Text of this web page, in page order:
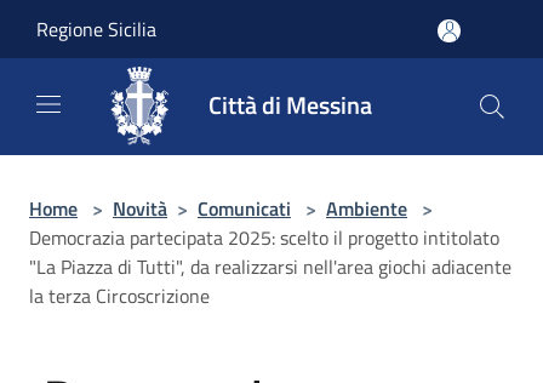
Regione Sicilia
Città di Messina
Home > Novità > Comunicati > Ambiente >
Democrazia partecipata 2025: scelto il progetto intitolato
"La Piazza di Tutti", da realizzarsi nell'area giochi adiacente
la terza Circoscrizione